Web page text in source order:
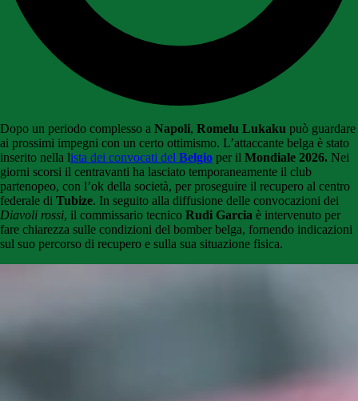
Dopo un periodo complesso a Napoli, Romelu Lukaku può guardare
ai prossimi impegni con un certo ottimismo. L’attaccante belga è stato
inserito nella lista dei convocati del Belgio per il Mondiale 2026. Nei
giorni scorsi il centravanti ha lasciato temporaneamente il club
partenopeo, con l’ok della società, per proseguire il recupero al centro
federale di Tubize. In seguito alla diffusione delle convocazioni dei
Diavoli rossi, il commissario tecnico Rudi Garcia è intervenuto per
fare chiarezza sulle condizioni del bomber belga, fornendo indicazioni
sul suo percorso di recupero e sulla sua situazione fisica.